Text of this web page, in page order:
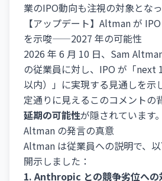
業のIPO動向も注視の対象となっ
【アップデート】Altman が
を示唆——2027 年の可能性
2026 年 6 月 10 日、Sam
の従業員に対し、IPO が「next
以内）」に実現する見通しを示
定通りに見えるこのコメントの
延期の可能性が隠されています。
Altman の発言の真意
Altman は従業員への説明で、
開示しました：
1. Anthropic との競争劣位への